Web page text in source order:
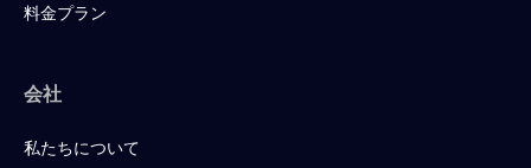
料金プラン
会社
私たちについて